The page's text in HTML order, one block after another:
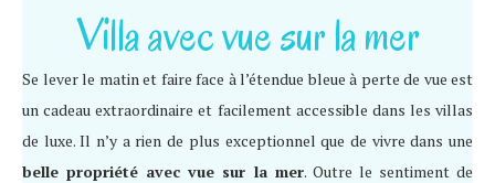
Villa avec vue sur la mer
Se lever le matin et faire face à l’étendue bleue à perte de vue est
un cadeau extraordinaire et facilement accessible dans les villas
de luxe. Il n’y a rien de plus exceptionnel que de vivre dans une
belle propriété avec vue sur la mer. Outre le sentiment de